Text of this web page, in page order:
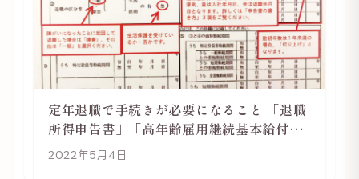
定年退職で手続きが必要になること 「退職
所得申告書」「高年齢雇用継続基本給付金
受給資格確認」
2022年5月4日